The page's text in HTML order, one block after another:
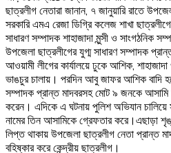
ছাত্রলীগ নেতারা জানান, ৭ জানুয়ারি রাতে
সরকারি এমএ রেজা ডিগ্রি কলেজ শাখা
সাধারণ সম্পাদক শাহাজাদা মুন্সী ও সাংগঠনিক
উপজেলা ছাত্রলীগের যুগ্ম সাধারণ সম্পাদক
আওয়ামী লীগের কার্যালয়ে ঢুকে আশিক,
ভাঙচুর চালায়। পরদিন আবু জাফর আশিক বাদি
সম্পাদক প্রান্ত মাদবরসহ মোট ৯ জনকে আসামি
করেন। এদিকে এ ঘটনায় পুলিশ অভিযান চালিয়ে
নামের তিন আসামিকে গ্রেফতার করে।এছাড়া
লিপ্ত থাকায় উপজেলা ছাত্রলীগ নেতা প্রান্ত
বহিষ্কার করে কেন্দ্রীয় ছাত্রলীগ।